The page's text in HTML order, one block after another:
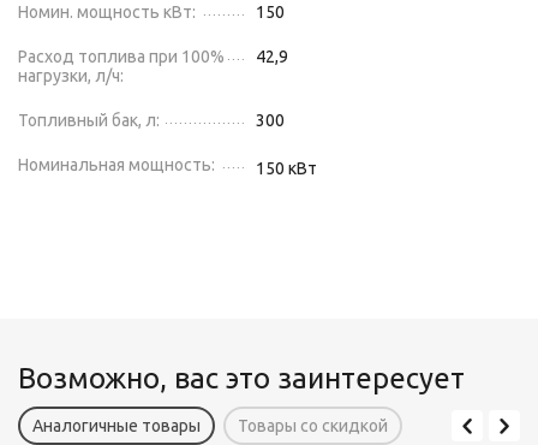
Номин. мощность кВт: 150
Расход топлива при 100%
нагрузки, л/ч:
42,9
Топливный бак, л: 300
Номинальная мощность: 150 кВт
Возможно, вас это заинтересует
Аналогичные товары Товары со скидкой